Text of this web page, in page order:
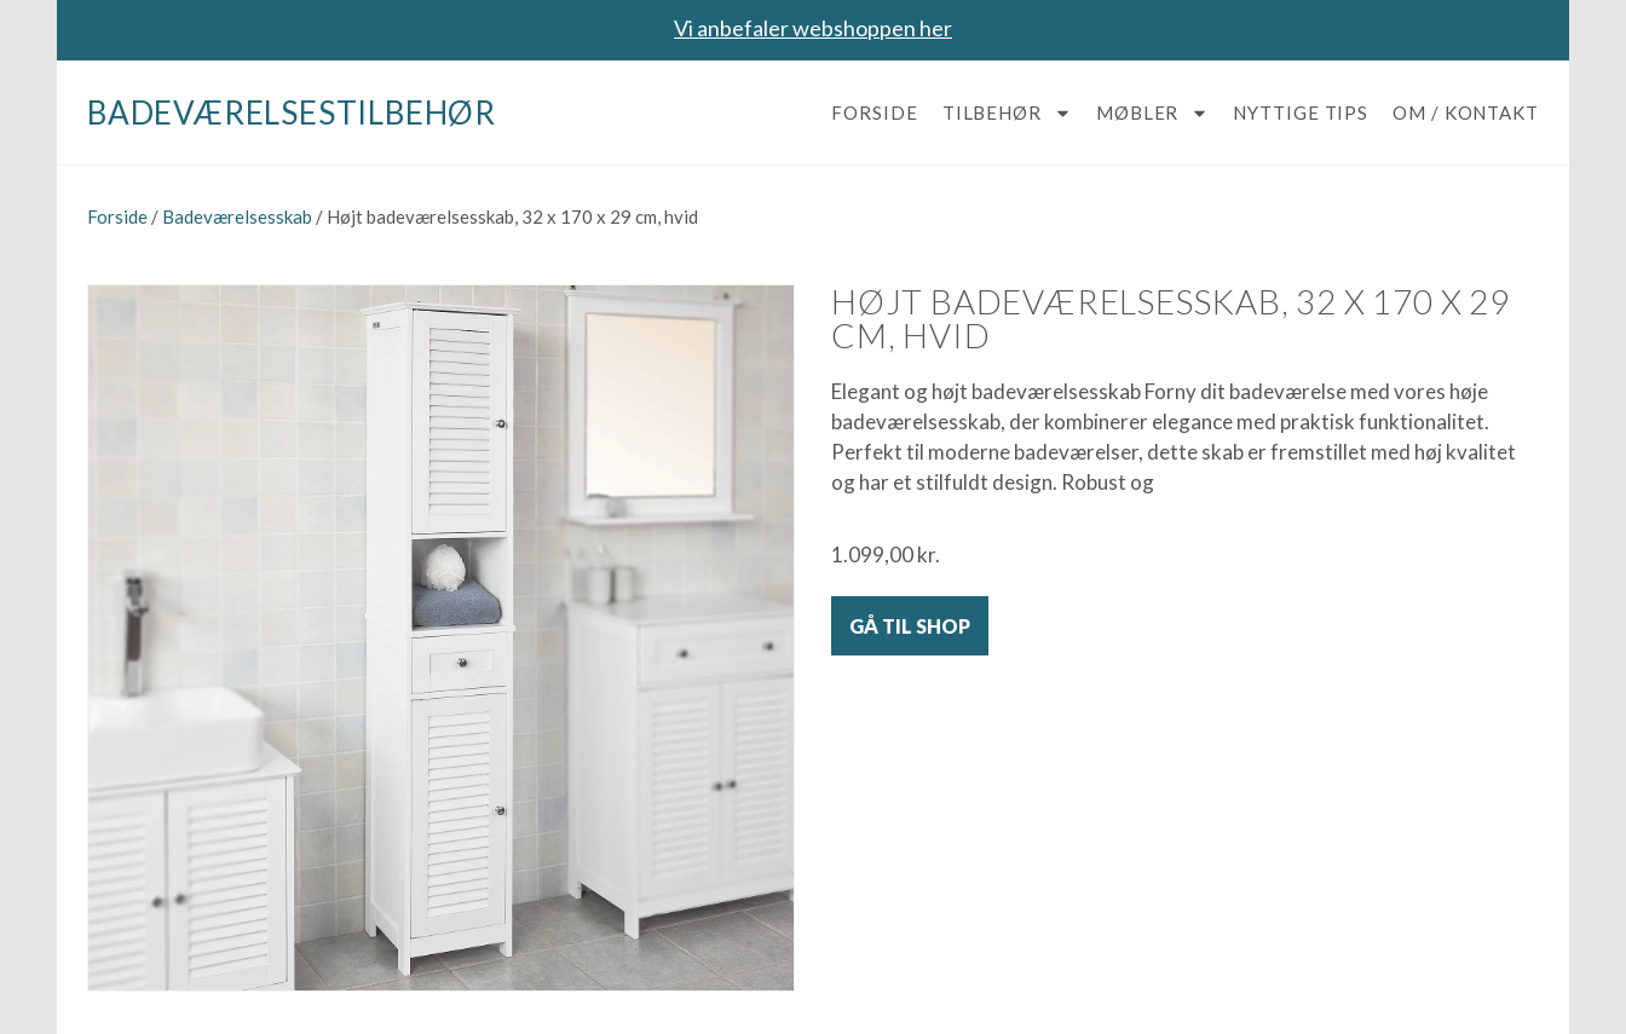
Vi anbefaler webshoppen her
BADEVÆRELSESTILBEHØR FORSIDE TILBEHØR MØBLER NYTTIGE TIPS OM / KONTAKT
Forside / Badeværelsesskab / Højt badeværelsesskab, 32 x 170 x 29 cm, hvid
HØJT BADEVÆRELSESSKAB, 32 X 170 X 29
CM, HVID
Elegant og højt badeværelsesskab Forny dit badeværelse med vores høje
badeværelsesskab, der kombinerer elegance med praktisk funktionalitet.
Perfekt til moderne badeværelser, dette skab er fremstillet med høj kvalitet
og har et stilfuldt design. Robust og
1.099,00kr.
GÅ TIL SHOP